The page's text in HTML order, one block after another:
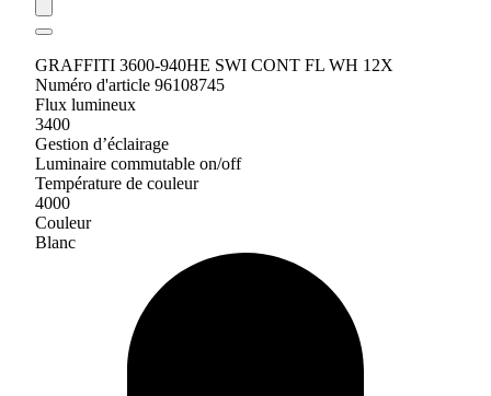
GRAFFITI 3600-940HE SWI CONT FL WH 12X
Numéro d'article 96108745
Flux lumineux
3400
Gestion d’éclairage
Luminaire commutable on/off
Température de couleur
4000
Couleur
Blanc